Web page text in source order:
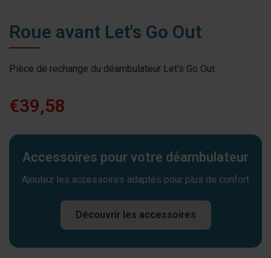
Roue avant Let's Go Out
Pièce de rechange du déambulateur Let's Go Out.
€39,58
Accessoires pour votre déambulateur
Ajoutez les accessoires adaptés pour plus de confort
Découvrir les accessoires